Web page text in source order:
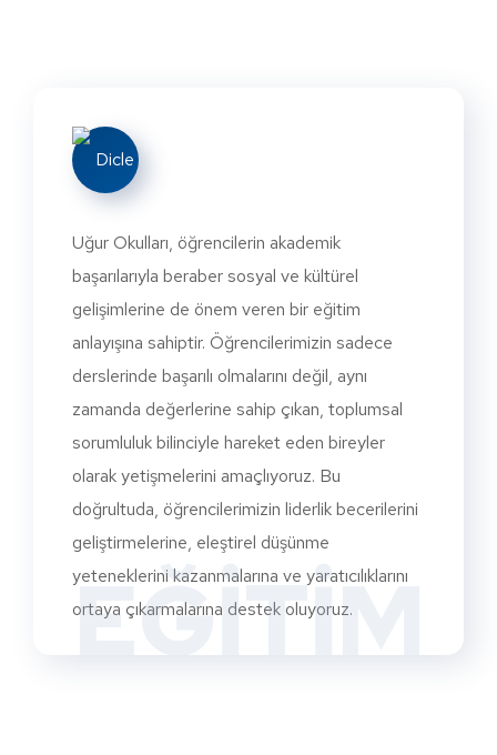
EĞİTİM
Uğur Okulları, öğrencilerin akademik
başarılarıyla beraber sosyal ve kültürel
gelişimlerine de önem veren bir eğitim
anlayışına sahiptir. Öğrencilerimizin sadece
derslerinde başarılı olmalarını değil, aynı
zamanda değerlerine sahip çıkan, toplumsal
sorumluluk bilinciyle hareket eden bireyler
olarak yetişmelerini amaçlıyoruz. Bu
doğrultuda, öğrencilerimizin liderlik becerilerini
geliştirmelerine, eleştirel düşünme
yeteneklerini kazanmalarına ve yaratıcılıklarını
ortaya çıkarmalarına destek oluyoruz.